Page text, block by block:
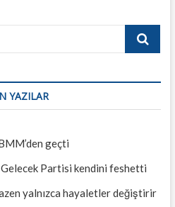
Search
YAZILAR
geçti
Partisi kendini feshetti
yalnızca hayaletler değiştirir